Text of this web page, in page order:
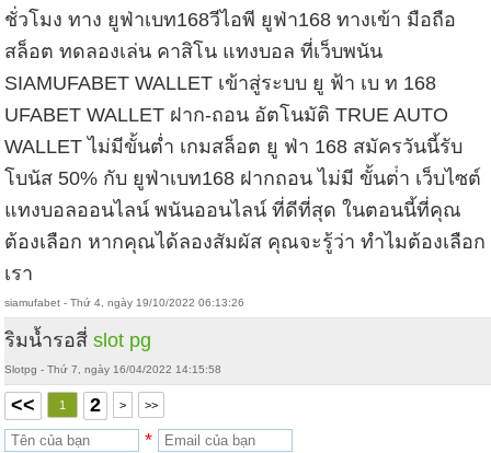
ชั่วโมง ทาง ยูฟ่าเบท168วีไอพี ยูฟ่า168 ทางเข้า มือถือ
สล็อต ทดลองเล่น คาสิโน แทงบอล ที่เว็บพนัน
SIAMUFABET WALLET เข้าสู่ระบบ ยู ฟ้า เบ ท 168
UFABET WALLET ฝาก-ถอน อัตโนมัติ TRUE AUTO
WALLET ไม่มีขั้นต่ำ เกมสล็อต ยู ฟ่า 168 สมัครวันนี้รับ
โบนัส 50% กับ ยูฟ่าเบท168 ฝากถอน ไม่มี ขั้นต่ํา เว็บไซต์
แทงบอลออนไลน์ พนันออนไลน์ ที่ดีที่สุด ในตอนนี้ที่คุณ
ต้องเลือก หากคุณได้ลองสัมผัส คุณจะรู้ว่า ทำไมต้องเลือก
เรา
siamufabet - Thứ 4, ngày 19/10/2022 06:13:26
ริมน้ำรอสี่slot pg
Slotpg - Thứ 7, ngày 16/04/2022 14:15:58
<< 1 2 > >>
*